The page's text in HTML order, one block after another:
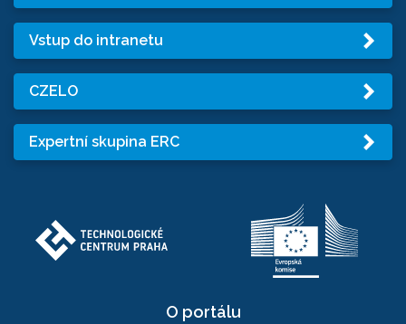
Vstup do intranetu
CZELO
Expertní skupina ERC
O portálu